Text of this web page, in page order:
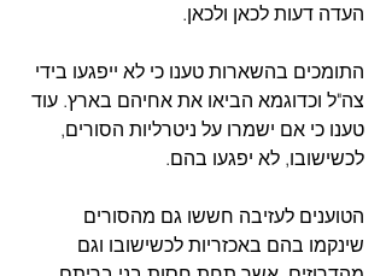
העדה דעות לכאן ולכאן.
התומכים בהשארות טענו כי לא ייפגעו בידי
צה"ל וכדוגמא הביאו את אחיהם בארץ. עוד
טענו כי אם ישמרו על ניטרליות הסורים,
לכשישובו, לא יפגעו בהם.
הטוענים לעזיבה חששו גם מהסורים
שינקמו בהם באכזריות לכשישובו וגם